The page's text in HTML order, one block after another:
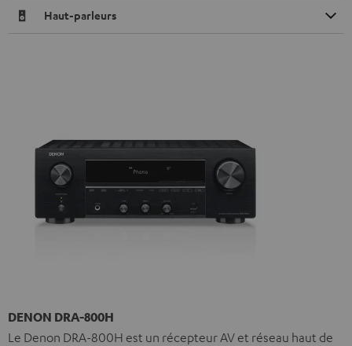
Haut-parleurs
DENON DRA-800H
Le Denon DRA-800H est un récepteur AV et réseau haut de